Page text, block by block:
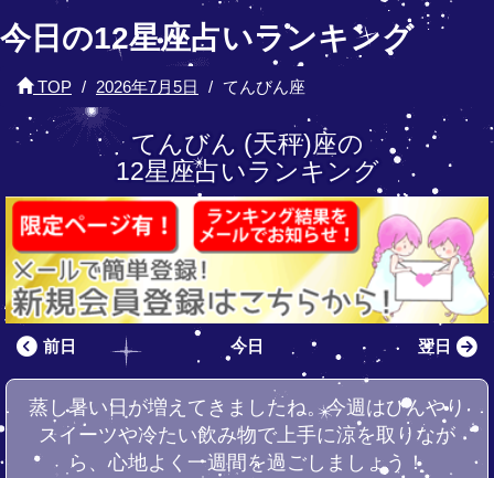
今日の12星座占いランキング
TOP 2026年7月5日 てんびん座
てんびん (天秤)座の
12星座占いランキング
前日 今日 翌日
蒸し暑い日が増えてきましたね。今週はひんやり
スイーツや冷たい飲み物で上手に涼を取りなが
ら、心地よく一週間を過ごしましょう！